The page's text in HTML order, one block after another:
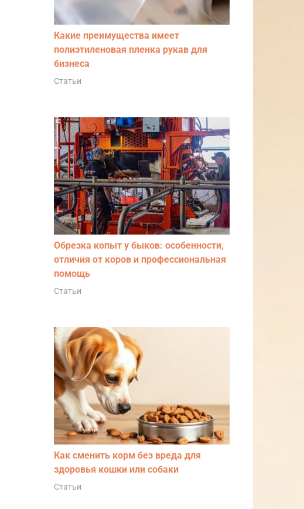
Какие преимущества имеет
полиэтиленовая пленка рукав для
бизнеса
Статьи
Обрезка копыт у быков: особенности,
отличия от коров и профессиональная
помощь
Статьи
Как сменить корм без вреда для
здоровья кошки или собаки
Статьи